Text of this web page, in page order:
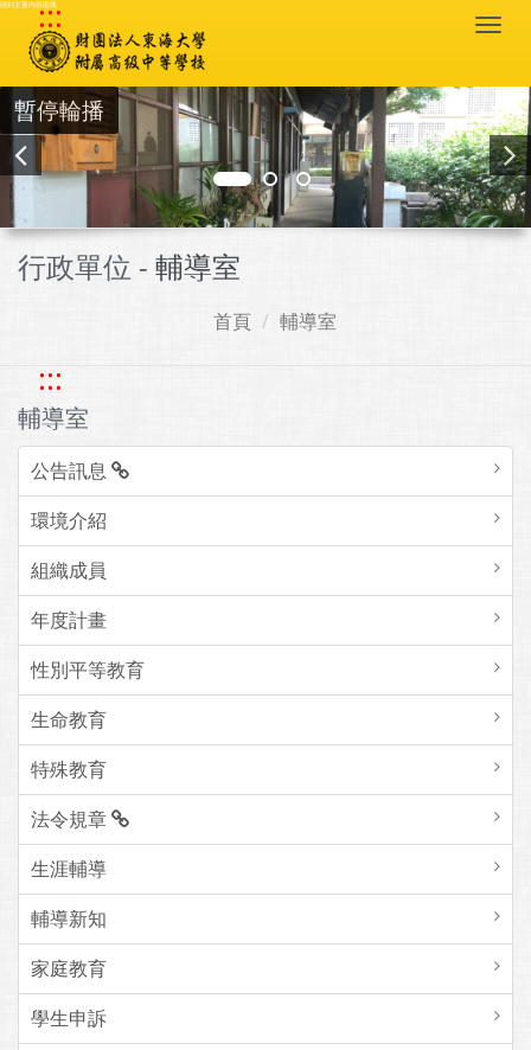
跳到主要內容區塊
:::
暫停輪播
行政單位 - 輔導室
首頁 輔導室
:::
輔導室
公告訊息
環境介紹
組織成員
年度計畫
性別平等教育
生命教育
特殊教育
法令規章
生涯輔導
輔導新知
家庭教育
學生申訴